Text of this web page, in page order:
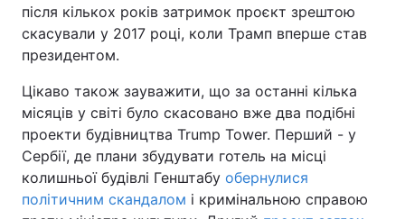
після кількох років затримок проєкт зрештою
скасували у 2017 році, коли Трамп вперше став
президентом.
Цікаво також зауважити, що за останні кілька
місяців у світі було скасовано вже два подібні
проекти будівництва Trump Tower. Перший - у
Сербії, де плани збудувати готель на місці
колишньої будівлі Генштабу обернулися
політичним скандалом і кримінальною справою